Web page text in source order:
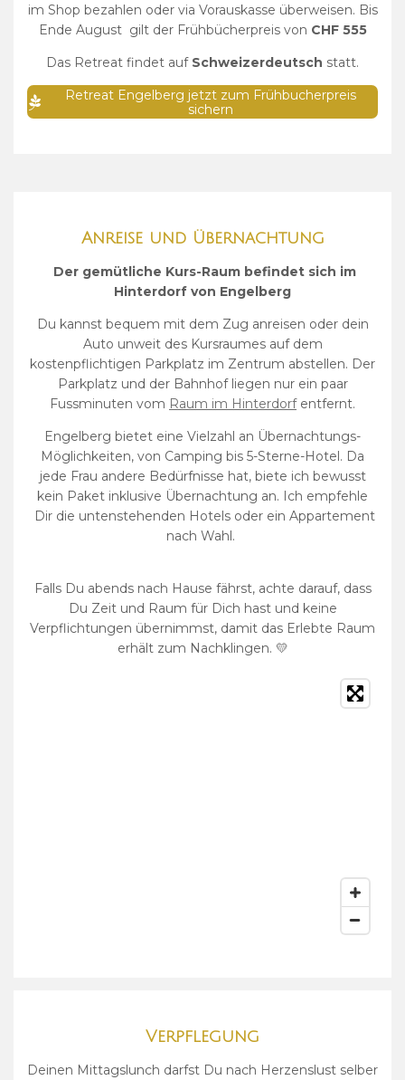
im Shop bezahlen oder via Vorauskasse überweisen. Bis
Ende August gilt der Frühbücherpreis von CHF 555
Das Retreat findet auf Schweizerdeutsch statt.
Retreat Engelberg jetzt zum Frühbucherpreis
sichern
Anreise und Übernachtung
Der gemütliche Kurs-Raum befindet sich im
Hinterdorf von Engelberg
Du kannst bequem mit dem Zug anreisen oder dein
Auto unweit des Kursraumes auf dem
kostenpflichtigen Parkplatz im Zentrum abstellen. Der
Parkplatz und der Bahnhof liegen nur ein paar
Fussminuten vom Raum im Hinterdorfentfernt.
Engelberg bietet eine Vielzahl an Übernachtungs-
Möglichkeiten, von Camping bis 5-Sterne-Hotel. Da
jede Frau andere Bedürfnisse hat, biete ich bewusst
kein Paket inklusive Übernachtung an. Ich empfehle
Dir die untenstehenden Hotels oder ein Appartement
nach Wahl.
Falls Du abends nach Hause fährst, achte darauf, dass
Du Zeit und Raum für Dich hast und keine
Verpflichtungen übernimmst, damit das Erlebte Raum
erhält zum Nachklingen. 💛
Verpflegung
Deinen Mittagslunch darfst Du nach Herzenslust selber